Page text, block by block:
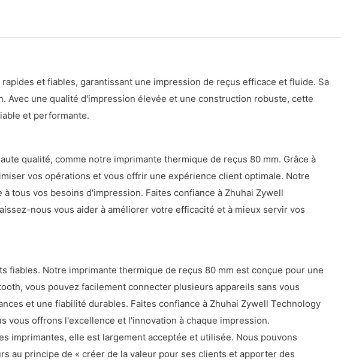
et fiables, garantissant une impression de reçus efficace et fluide. Sa
une qualité d'impression élevée et une construction robuste, cette
et performante.
qualité, comme notre imprimante thermique de reçus 80 mm. Grâce à
vos opérations et vous offrir une expérience client optimale. Notre
tous vos besoins d'impression. Faites confiance à Zhuhai Zywell
nous vous aider à améliorer votre efficacité et à mieux servir vos
fiables. Notre imprimante thermique de reçus 80 mm est conçue pour une
vous pouvez facilement connecter plusieurs appareils sans vous
et une fiabilité durables. Faites confiance à Zhuhai Zywell Technology
vous offrons l'excellence et l'innovation à chaque impression.
imprimantes, elle est largement acceptée et utilisée. Nous pouvons
au principe de « créer de la valeur pour ses clients et apporter des